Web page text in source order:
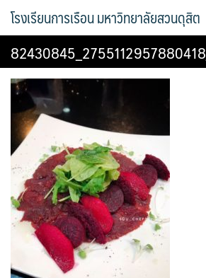
Bread Exclusive
Cake Exclusive
main
main2
main3
Sample Page
โรงเรียนการเรือน มหาวิทยาลัยสวนดุสิต